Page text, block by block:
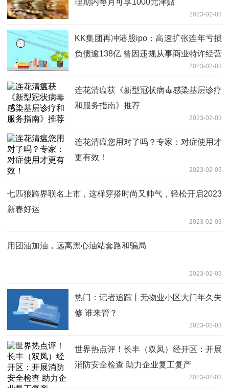
理期内每月可享1000元津贴
2023-02-03
KK集团再冲港股ipo：高速扩张连年亏损
负债逾138亿 曾因违规从事商业特许经营
2023-02-03
连花清瘟获《新型冠状病毒感染基层诊疗
和服务指南》推荐
2023-02-03
连花清瘟您用对了吗？专家：对症使用才
更有效！
2023-02-03
七匹狼跨界联名上市，这样穿搭时尚又帅气，轻松开启2023
新春好运
2023-02-03
用团油加油，远离黑心油站套路和骗局
2023-02-03
热门：记者追踪丨无物业小区大门年久失
修 谁来管？
2023-02-03
世界热点评！长丰（双凤）经开区：开展
消防安全检查 助力企业复工复产
2023-02-03